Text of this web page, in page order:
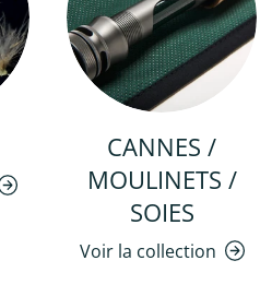
CANNES /
MOULINETS /
SOIES
Voir la collection